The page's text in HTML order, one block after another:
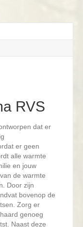
RVS
dat er
er geen
alle warmte
en jouw
de warmte
Door zijn
bovenop de
Zorg er
genoeg
Naast deze